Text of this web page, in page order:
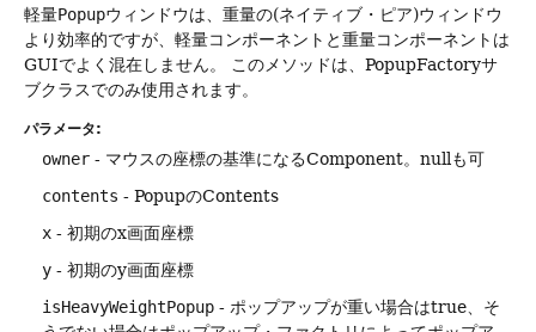
軽量Popupウィンドウは、重量の(ネイティブ・ピア)ウィンドウ
より効率的ですが、軽量コンポーネントと重量コンポーネントは
GUIでよく混在しません。
このメソッドは、PopupFactoryサ
ブクラスでのみ使用されます。
パラメータ:
owner - マウスの座標の基準になるComponent。nullも可
contents - PopupのContents
x - 初期のx画面座標
y - 初期のy画面座標
isHeavyWeightPopup - ポップアップが重い場合はtrue、そ